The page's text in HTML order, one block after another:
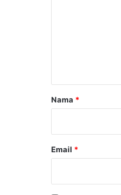
rNama *
Email *